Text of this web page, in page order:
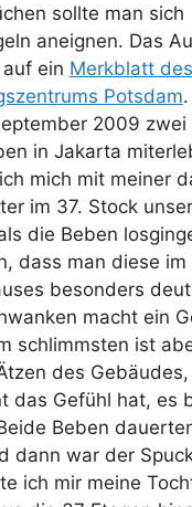
sollte man sich
aneignen. Das
ein Merkblatt
Potsdam
2009 zwei
in Jakarta
mich mit meiner
im 37. Stock
die Beben
dass man diese
besonders
macht ein
schlimmsten ist
des
das Gefühl hat, es
Beben
dann war der
ich mir meine